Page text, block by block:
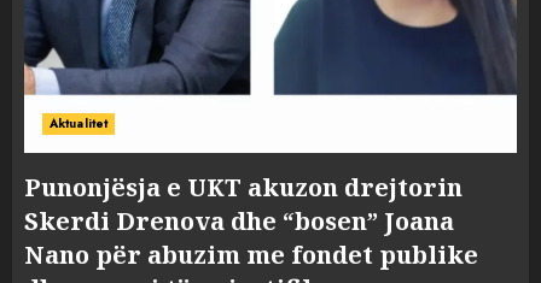
Aktualitet
Punonjësja e UKT akuzon drejtorin
Skerdi Drenova dhe “bosen” Joana
Nano për abuzim me fondet publike